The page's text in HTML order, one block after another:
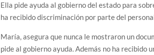
Ella pide ayuda al gobierno del estado para
ha recibido discriminación por parte del
María, asegura que nunca le mostraron un
pide al gobierno ayuda. Además no ha recibido